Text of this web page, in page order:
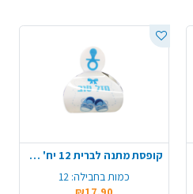
קופסת מתנה לברית 12 יח' - תכלת
כמות בחבילה: 12